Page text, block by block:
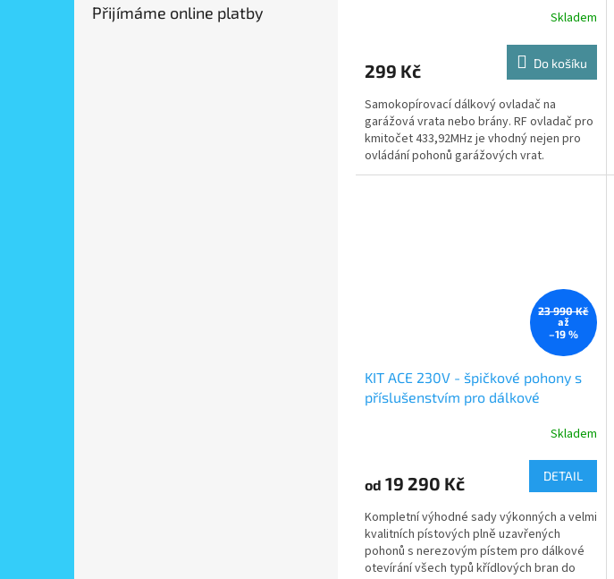
Přijímáme online platby Skladem
299 Kč Do košíku
Samokopírovací dálkový ovladač na
garážová vrata nebo brány. RF ovladač pro
kmitočet 433,92MHz je vhodný nejen pro
ovládání pohonů garážových vrat.
23 990 Kč
až
–19 %
KIT ACE 230V - špičkové pohony s
příslušenstvím pro dálkové
velikosti pro brány průjezdové šíře
Skladem
od 19 290 Kč DETAIL
Kompletní výhodné sady výkonných a velmi
kvalitních pístových plně uzavřených
pohonů s nerezovým pístem pro dálkové
otevírání všech typů křídlových bran do